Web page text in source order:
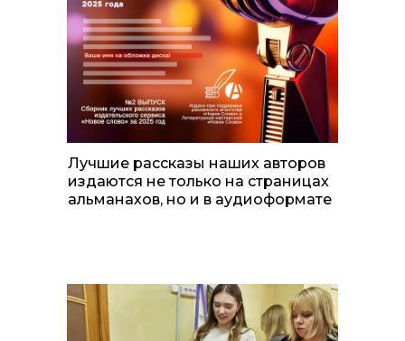
Лучшие рассказы наших авторов
издаются не только на страницах
альманахов, но и в аудиоформате